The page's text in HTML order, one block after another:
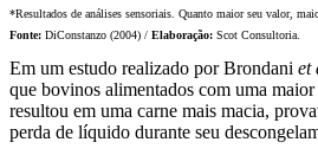
*Resultados de análises sensoriais. Quanto maior seu valor,
Fonte: DiConstanzo (2004) / Elaboração: Scot Consultoria.
Em um estudo realizado por Brondani et
que bovinos alimentados com uma
resultou em uma carne mais macia,
perda de líquido durante seu